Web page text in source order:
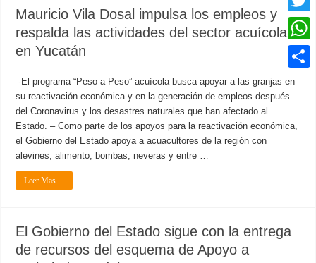
Mauricio Vila Dosal impulsa los empleos y
respalda las actividades del sector acuícola
en Yucatán
-El programa “Peso a Peso” acuícola busca apoyar a las granjas en
su reactivación económica y en la generación de empleos después
del Coronavirus y los desastres naturales que han afectado al
Estado. – Como parte de los apoyos para la reactivación económica,
el Gobierno del Estado apoya a acuacultores de la región con
alevines, alimento, bombas, neveras y entre …
Leer Mas ...
El Gobierno del Estado sigue con la entrega
de recursos del esquema de Apoyo a
Twitter